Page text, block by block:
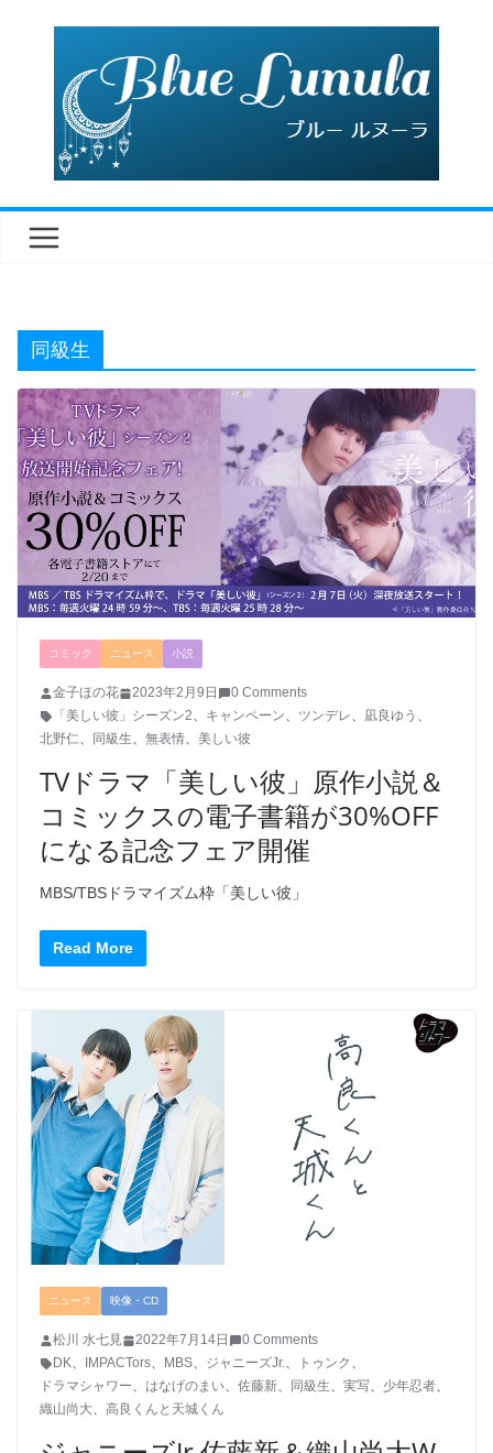
同級生
コミック ニュース 小説
金子ほの花 2023年2月9日
0 Comments
「美しい彼」シーズン2、 キャンペーン、 ツンデレ、 凪良ゆう 、
北野仁、 同級生、 無表情、 美しい彼
TVドラマ「美しい彼」原作小説＆
コミックスの電子書籍が30%OFF
になる記念フェア開催
MBS/TBSドラマイズム枠「美しい彼」
Read More
ニュース 映像・CD
松川 水七見 2022年7月14日
0 Comments
DK、 IMPACTors、 MBS、 ジャニーズJr.、 トゥンク 、
ドラマシャワー、 はなげのまい、 佐藤新、 同級生、 実写、 少年忍者、
織山尚大、 高良くんと天城くん